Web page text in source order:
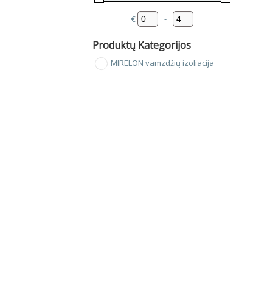
€
Minimum Price
-
Maximum Price
Produktų Kategorijos
MIRELON vamzdžių izoliacija